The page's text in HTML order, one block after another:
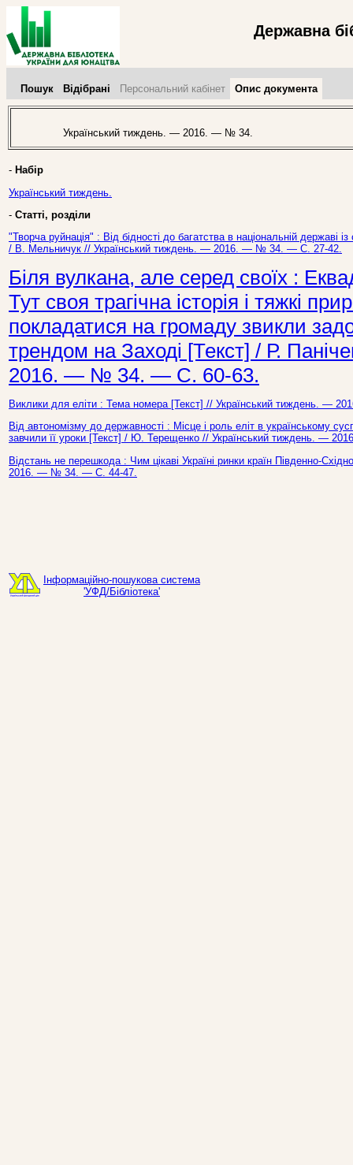
Державна
Пошук Відібрані Персональний кабінет Опис документа
Український тиждень. — 2016. — № 34.
- Набір
Український тиждень.
- Статті, розділи
"Творча руйнація" : Від бідності до багатства в національній державі
/ В. Мельничук // Український тиждень. — 2016. — № 34. — С. 27-42.
Біля вулкана, але серед своїх :
Тут своя трагічна історія і тяжкі
покладатися на громаду звикли
трендом на Заході [Текст] / Р.
2016. — № 34. — С. 60-63.
Виклики для еліти : Тема номера [Текст] // Український тиждень. —
Від автономізму до державності : Місце і роль еліт в українському
завчили її уроки [Текст] / Ю. Терещенко // Український тиждень. —
Відстань не перешкода : Чим цікаві Україні ринки країн Південно-
2016. — № 34. — С. 44-47.
Інформаційно-пошукова система
'УФД/Бібліотека'